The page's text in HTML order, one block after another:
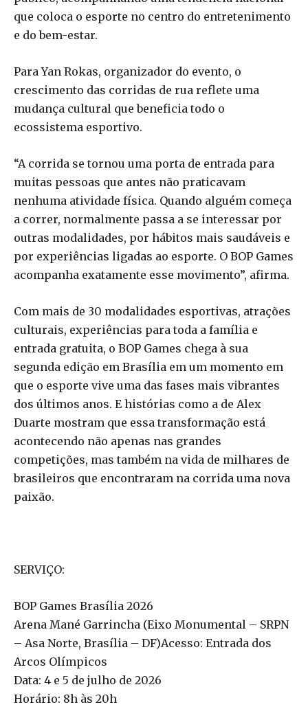
que coloca o esporte no centro do entretenimento
e do bem-estar.
Para Yan Rokas, organizador do evento, o
crescimento das corridas de rua reflete uma
mudança cultural que beneficia todo o
ecossistema esportivo.
“A corrida se tornou uma porta de entrada para
muitas pessoas que antes não praticavam
nenhuma atividade física. Quando alguém começa
a correr, normalmente passa a se interessar por
outras modalidades, por hábitos mais saudáveis e
por experiências ligadas ao esporte. O BOP Games
acompanha exatamente esse movimento”, afirma.
Com mais de 30 modalidades esportivas, atrações
culturais, experiências para toda a família e
entrada gratuita, o BOP Games chega à sua
segunda edição em Brasília em um momento em
que o esporte vive uma das fases mais vibrantes
dos últimos anos. E histórias como a de Alex
Duarte mostram que essa transformação está
acontecendo não apenas nas grandes
competições, mas também na vida de milhares de
brasileiros que encontraram na corrida uma nova
paixão.
SERVIÇO:
BOP Games Brasília 2026
Arena Mané Garrincha (Eixo Monumental – SRPN
– Asa Norte, Brasília – DF)Acesso: Entrada dos
Arcos Olímpicos
Data: 4 e 5 de julho de 2026
Horário: 8h às 20h